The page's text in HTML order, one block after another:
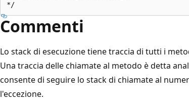
Commenti
Lo stack di esecuzione tiene traccia di tutti i
Una traccia delle chiamate al metodo è detta
consente di seguire lo stack di chiamate al
l'eccezione.